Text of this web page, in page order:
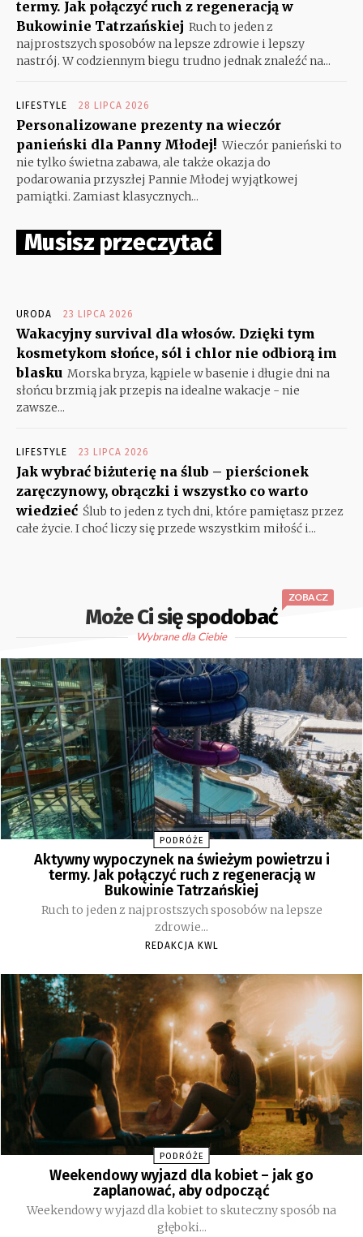
termy. Jak połączyć ruch z regeneracją w
Bukowinie Tatrzańskiej Ruch to jeden z
najprostszych sposobów na lepsze zdrowie i lepszy
nastrój. W codziennym biegu trudno jednak znaleźć na...
LIFESTYLE 28 LIPCA 2026
Personalizowane prezenty na wieczór
panieński dla Panny Młodej! Wieczór panieński to
nie tylko świetna zabawa, ale także okazja do
podarowania przyszłej Pannie Młodej wyjątkowej
pamiątki. Zamiast klasycznych...
Musisz przeczytać
URODA 23 LIPCA 2026
Wakacyjny survival dla włosów. Dzięki tym
kosmetykom słońce, sól i chlor nie odbiorą im
blasku Morska bryza, kąpiele w basenie i długie dni na
słońcu brzmią jak przepis na idealne wakacje - nie
zawsze...
LIFESTYLE 23 LIPCA 2026
Jak wybrać biżuterię na ślub – pierścionek
zaręczynowy, obrączki i wszystko co warto
wiedzieć Ślub to jeden z tych dni, które pamiętasz przez
całe życie. I choć liczy się przede wszystkim miłość i...
Może Ci się spodobać
ZOBACZ
Wybrane dla Ciebie
PODRÓŻE
Aktywny wypoczynek na świeżym powietrzu i
termy. Jak połączyć ruch z regeneracją w
Bukowinie Tatrzańskiej
Ruch to jeden z najprostszych sposobów na lepsze
zdrowie...
REDAKCJA KWL
PODRÓŻE
Weekendowy wyjazd dla kobiet – jak go
zaplanować, aby odpocząć
Weekendowy wyjazd dla kobiet to skuteczny sposób na
głęboki...